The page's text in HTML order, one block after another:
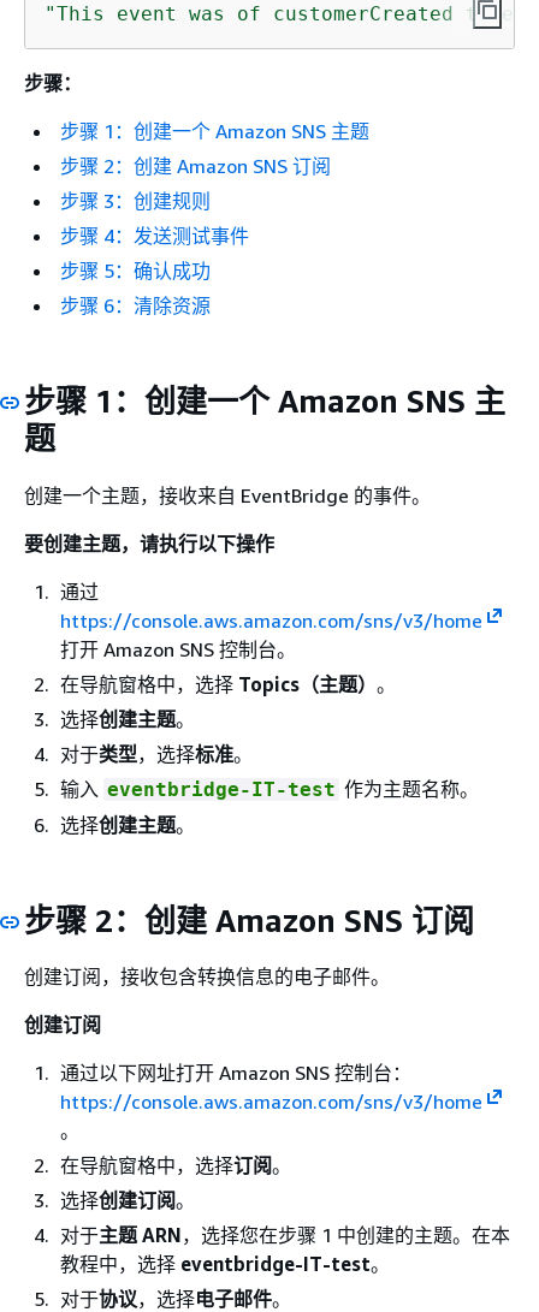
"This event was of customerCreated type."
步骤：
步骤 1：创建一个 Amazon SNS 主题
步骤 2：创建 Amazon SNS 订阅
步骤 3：创建规则
步骤 4：发送测试事件
步骤 5：确认成功
步骤 6：清除资源
步骤 1：创建一个 Amazon SNS 主
题
创建一个主题，接收来自 EventBridge 的事件。
要创建主题，请执行以下操作
通过
https://console.aws.amazon.com/sns/v3/home
打开 Amazon SNS 控制台。
在导航窗格中，选择 Topics（主题） 。
选择创建主题。
对于类型，选择标准。
输入 eventbridge-IT-test 作为主题名称。
选择创建主题。
步骤 2：创建 Amazon SNS 订阅
创建订阅，接收包含转换信息的电子邮件。
创建订阅
通过以下网址打开 Amazon SNS 控制台：
https://console.aws.amazon.com/sns/v3/home
。
在导航窗格中，选择订阅。
选择创建订阅。
对于主题 ARN，选择您在步骤 1 中创建的主题。在本
教程中，选择 eventbridge-IT-test。
对于协议，选择电子邮件。